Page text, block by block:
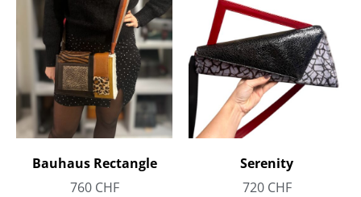
Bauhaus Rectangle
760 CHF
Serenity
720 CHF